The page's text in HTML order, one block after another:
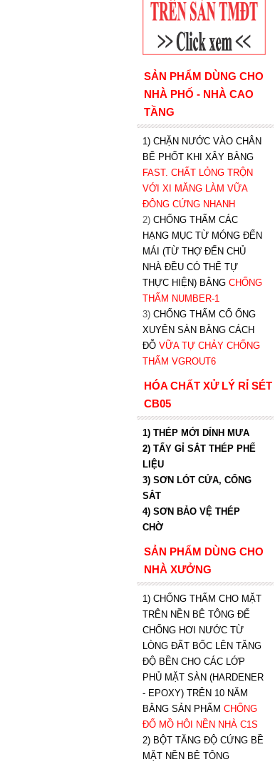
SẢN PHẨM DÙNG CHO
NHÀ PHỐ - NHÀ CAO
TẦNG
1) CHẶN NƯỚC VÀO CHÂN
BỂ PHỐT KHI XÂY BẰNG
FAST. CHẤT LỎNG TRỘN
VỚI XI MĂNG LÀM VỮA
ĐÔNG CỨNG NHANH
2) CHỐNG THẤM CÁC
HẠNG MỤC TỪ MÓNG ĐẾN
MÁI (TỪ THỢ ĐẾN CHỦ
NHÀ ĐỀU CÓ THỂ TỰ
THỰC HIỆN) BẰNG CHỐNG
THẤM NUMBER-1
3) CHỐNG THẤM CỔ ỐNG
XUYÊN SÀN BẰNG CÁCH
ĐỖ VỮA TỰ CHẢY CHỐNG
THẤM VGROUT6
HÓA CHẤT XỬ LÝ RỈ SÉT
CB05
1) THÉP MỚI DÍNH MƯA
2) TẨY GỈ SẮT THÉP PHẾ
LIỆU
3) SƠN LÓT CỬA, CỔNG
SẮT
4) SƠN BẢO VỆ THÉP
CHỜ
SẢN PHẨM DÙNG CHO
NHÀ XƯỞNG
1) CHỐNG THẤM CHO MẶT
TRÊN NỀN BÊ TÔNG ĐỂ
CHỐNG HƠI NƯỚC TỪ
LÒNG ĐẤT BỐC LÊN TĂNG
ĐỘ BỀN CHO CÁC LỚP
PHỦ MẶT SÀN (HARDENER
- EPOXY) TRÊN 10 NĂM
BẰNG SẢN PHẨM CHỐNG
ĐỔ MỒ HÔI NỀN NHÀ C1S
2) BỘT TĂNG ĐỘ CỨNG BỀ
MẶT NỀN BÊ TÔNG